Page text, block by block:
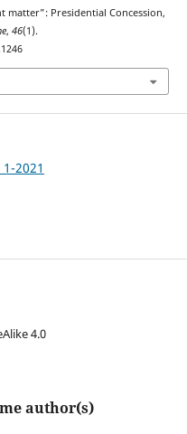
matter”: Presidential Concession,
, 46(1).
2021
4.0
author(s)